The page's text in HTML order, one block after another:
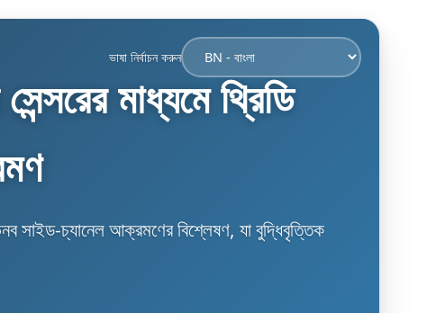
ভাষা নির্বাচন করুন
মাধ্যমে থ্রিডি
সাইড-চ্যানেল আক্রমণের বিশ্লেষণ, যা বুদ্ধিবৃত্তিক